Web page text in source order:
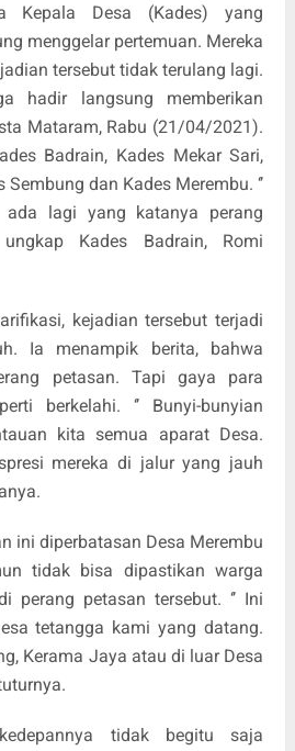
Kepala Desa (Kades) yang
menggelar pertemuan. Mereka
tersebut tidak terulang lagi.
hadir langsung memberikan
Mataram, Rabu (21/04/2021).
Badrain, Kades Mekar Sari,
Sembung dan Kades Merembu. ‘’
lagi yang katanya perang
ungkap Kades Badrain, Romi
kejadian tersebut terjadi
Ia menampik berita, bahwa
petasan. Tapi gaya para
berkelahi. ‘’ Bunyi-bunyian
kita semua aparat Desa.
mereka di jalur yang jauh
ini diperbatasan Desa Merembu
tidak bisa dipastikan warga
perang petasan tersebut. ‘’ Ini
tetangga kami yang datang.
Kerama Jaya atau di luar Desa
tidak begitu saja